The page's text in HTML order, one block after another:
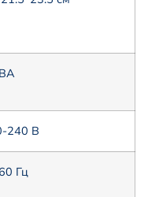
240 В
Гц